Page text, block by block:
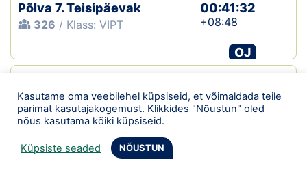
Põlva 7. Teisipäevak
326 / Klass: VIPT
00:41:32
+08:48
OJ
362/ Klass: VIPT +08:56
Põlva 5. Teisipäevak
Kasutame oma veebilehel küpsiseid, et võimaldada teile
parimat kasutajakogemust. Klikkides "Nõustun" oled
nõus kasutama kõiki küpsiseid.
Küpsiste seaded NÕUSTUN